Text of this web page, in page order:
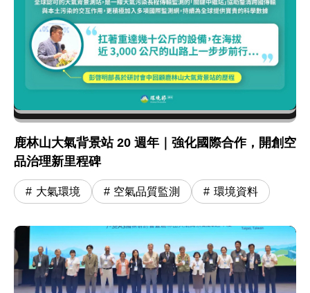
鹿林山大氣背景站 20 週年｜強化國際合作，開創空
品治理新里程碑
大氣環境 空氣品質監測 環境資料